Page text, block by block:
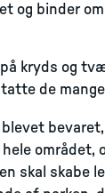
og binder
kryds og
de
området,
skal skabe